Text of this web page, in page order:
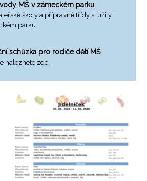
MŠ v zámeckém parku
školy a přípravné třídy si užily
parku.
schůzka pro rodiče dětí MŠ
naleznete zde.